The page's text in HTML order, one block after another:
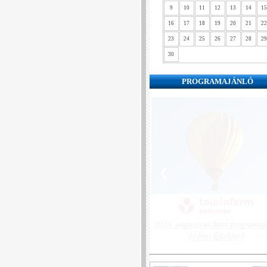
9 10 11 12 13 14 15
16 17 18 19 20 21 22
23 24 25 26 27 28 29
30
PROGRAMAJÁNLÓ